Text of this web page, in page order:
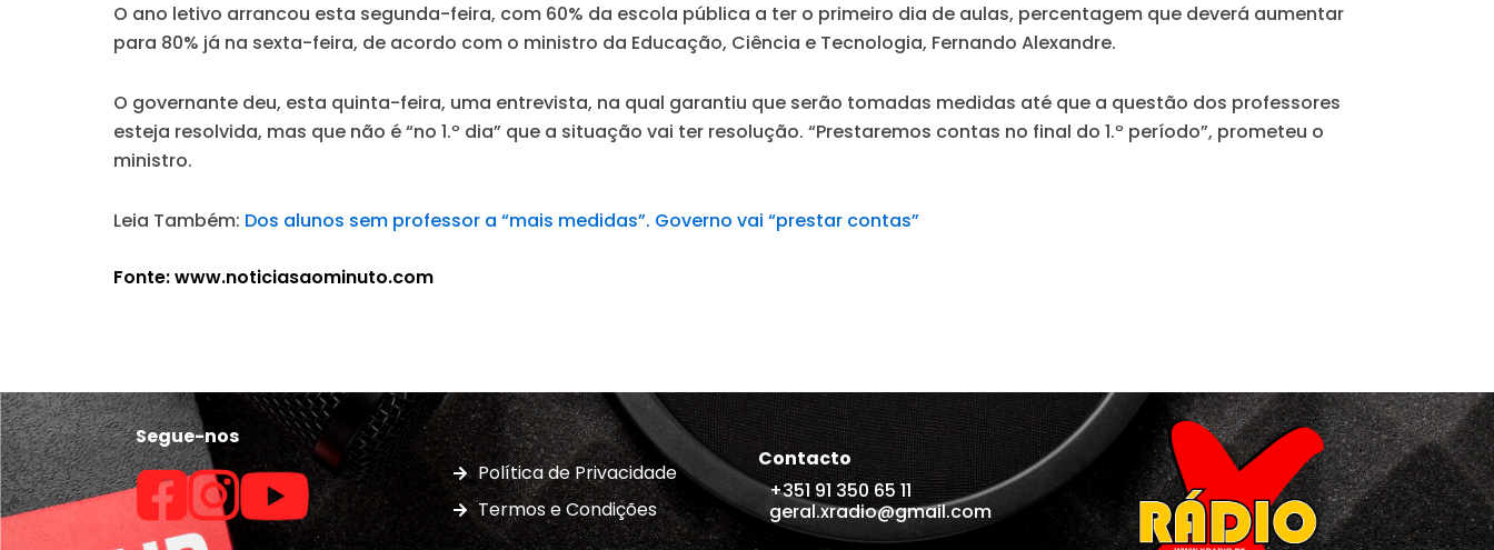
O ano letivo arrancou esta segunda-feira, com 60% da escola pública a ter o primeiro dia de aulas, percentagem que deverá aumentar
para 80% já na sexta-feira, de acordo com o ministro da Educação, Ciência e Tecnologia, Fernando Alexandre.
O governante deu, esta quinta-feira, uma entrevista, na qual garantiu que serão tomadas medidas até que a questão dos professores
esteja resolvida, mas que não é “no 1.º dia” que a situação vai ter resolução. “Prestaremos contas no final do 1.º período”, prometeu o
ministro.
Leia Também: Dos alunos sem professor a “mais medidas”. Governo vai “prestar contas”
Fonte: www.noticiasaominuto.com
Segue-nos
Política de Privacidade
Termos e Condições
Contacto
+351 91 350 65 11
geral.xradio@gmail.com